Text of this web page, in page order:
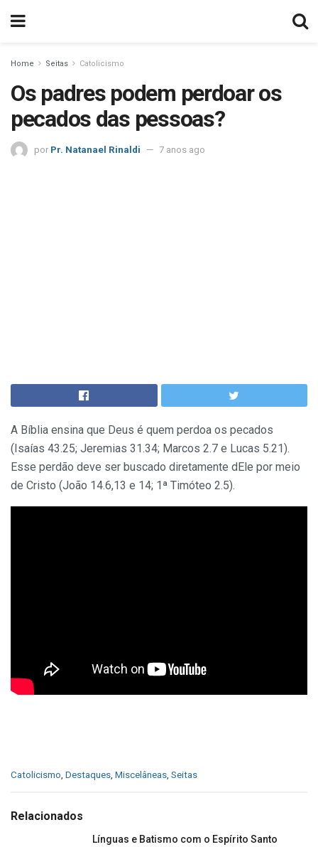
Home Seitas Catolicismo
Os padres podem perdoar os
pecados das pessoas?
por Pr. Natanael Rinaldi 7 anos ago
A Bíblia ensina que Deus é quem perdoa os pecados
(Isaías 43.25; Jeremias 31.34; Marcos 2.7 e Lucas 5.21).
Esse perdão deve ser buscado diretamente dEle por meio
de Cristo (João 14.6,13 e 14; 1ª Timóteo 2.5).
C
e
Catolicismo, Destaques, Miscelâneas, Seitas
Relacionados
Línguas e Batismo com o Espírito Santo